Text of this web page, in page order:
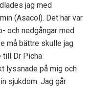
jag med
(Asacol). Det här var
och nedgångar med
må bättre skulle jag
till Dr Picha
lyssnade på mig och
sjukdom. Jag går